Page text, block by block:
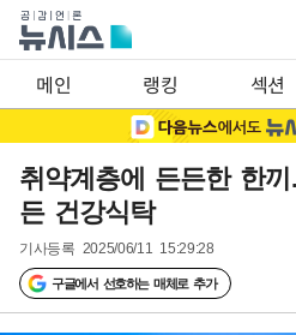
메인 랭킹 섹션
취약계층에 든든한 한
든 건강식탁
기사등록 2025/06/11 15:29:28
구글에서 선호하는 매체로 추가